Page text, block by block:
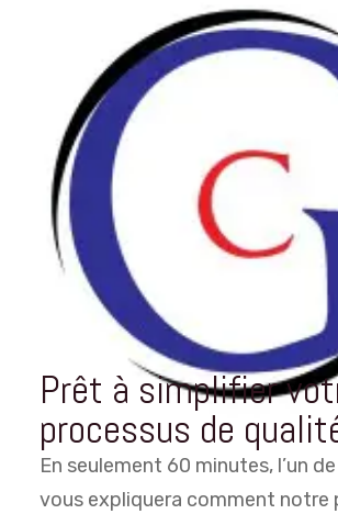
Prêt à simplifier
processus de
En seulement 60 minutes, l’un
vous expliquera comment